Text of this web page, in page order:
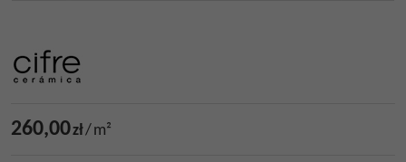
260,00zł/ m²